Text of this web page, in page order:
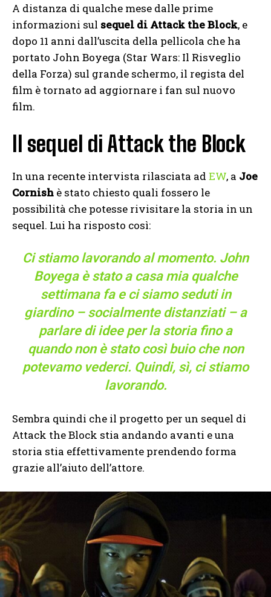
A distanza di qualche mese dalle prime
informazioni sul sequel di Attack the Block, e
dopo 11 anni dall’uscita della pellicola che ha
portato John Boyega (Star Wars: Il Risveglio
della Forza) sul grande schermo, il regista del
film è tornato ad aggiornare i fan sul nuovo
film.
Il sequel di Attack the Block
In una recente intervista rilasciata ad EW, a Joe
Cornish è stato chiesto quali fossero le
possibilità che potesse rivisitare la storia in un
sequel. Lui ha risposto così:
Ci stiamo lavorando al momento. John
Boyega è stato a casa mia qualche
settimana fa e ci siamo seduti in
giardino – socialmente distanziati – a
parlare di idee per la storia fino a
quando non è stato così buio che non
potevamo vederci. Quindi, sì, ci stiamo
lavorando.
Sembra quindi che il progetto per un sequel di
Attack the Block stia andando avanti e una
storia stia effettivamente prendendo forma
grazie all’aiuto dell’attore.